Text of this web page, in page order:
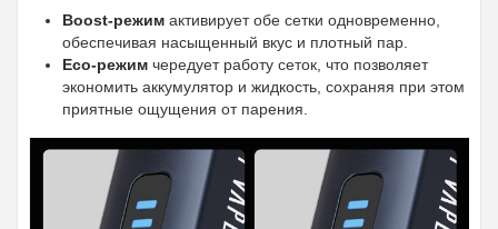
Boost-режим активирует обе сетки одновременно,
обеспечивая насыщенный вкус и плотный пар.
Eco-режим чередует работу сеток, что позволяет
экономить аккумулятор и жидкость, сохраняя при этом
приятные ощущения от парения.